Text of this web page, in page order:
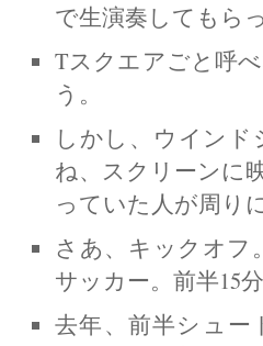
で生演奏してもら
Tスクエアごと呼
う。
しかし、ウイン
ね、スクリーンに
っていた人が周り
さあ、キックオフ
サッカー。前半15
去年、前半シュ